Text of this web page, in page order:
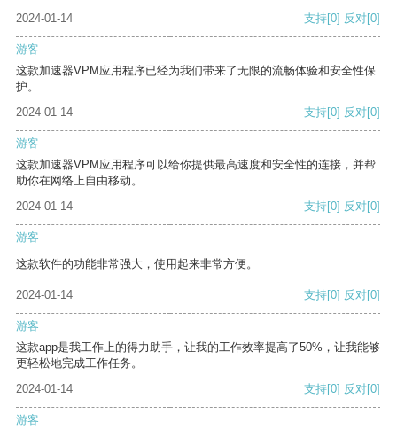
2024-01-14 支持[0] 反对[0]
游客
这款加速器VPM应用程序已经为我们带来了无限的流畅体验和安全性保
护。
2024-01-14
支持[0] 反对[0]
游客
这款加速器VPM应用程序可以给你提供最高速度和安全性的连接，并帮
助你在网络上自由移动。
2024-01-14
支持[0] 反对[0]
游客
这款软件的功能非常强大，使用起来非常方便。
2024-01-14 支持[0] 反对[0]
游客
这款app是我工作上的得力助手，让我的工作效率提高了50%，让我能够
更轻松地完成工作任务。
2024-01-14
支持[0] 反对[0]
游客